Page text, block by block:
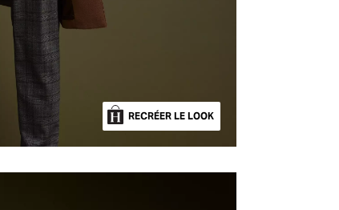
RECRÉER LE LOOK